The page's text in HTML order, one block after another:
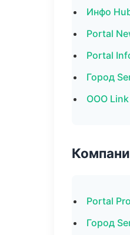
Инфо
Portal
Portal
Город
ООО
Portal
Город